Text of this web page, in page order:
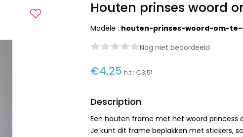
Houten prinses woord
Modèle : houten-prinses-woord-om-
Nog niet beoordeeld
€4,25 h.t :€3,51
Description
Een houten frame met het woord princess
Je kunt dit frame beplakken met stickers,